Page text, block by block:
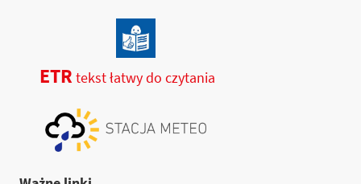
ETR tekst łatwy do czytania